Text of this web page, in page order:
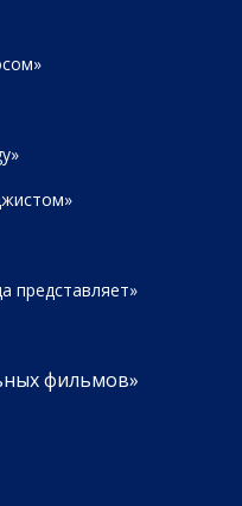
представляет»
фильмов»